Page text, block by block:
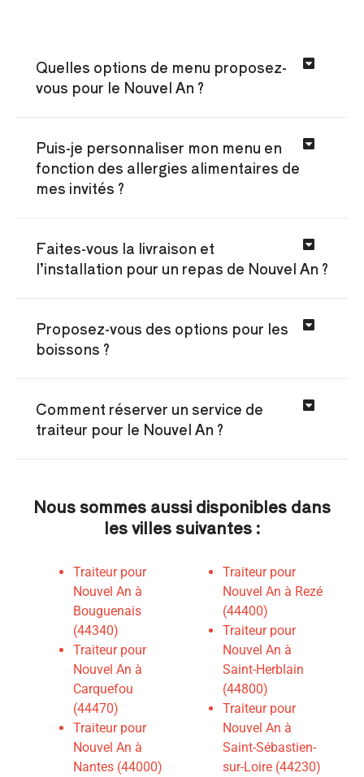
Quelles options de menu proposez-
vous pour le Nouvel An ?
Puis-je personnaliser mon menu en
fonction des allergies alimentaires de
mes invités ?
Faites-vous la livraison et
l’installation pour un repas de Nouvel An ?
Proposez-vous des options pour les
boissons ?
Comment réserver un service de
traiteur pour le Nouvel An ?
Nous sommes aussi disponibles dans
les villes suivantes :
Traiteur pour
Nouvel An à
Bouguenais
(44340)
Traiteur pour
Nouvel An à
Carquefou
(44470)
Traiteur pour
Nouvel An à
Nantes (44000)
Traiteur pour
Nouvel An à Rezé
(44400)
Traiteur pour
Nouvel An à
Saint-Herblain
(44800)
Traiteur pour
Nouvel An à
Saint-Sébastien-
sur-Loire (44230)